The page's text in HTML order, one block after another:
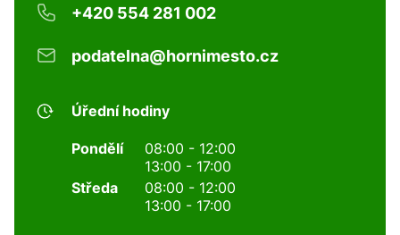
+420 554 281 002
podatelna@hornimesto.cz
Úřední hodiny
Pondělí
08:00 - 12:00
13:00 - 17:00
Středa
08:00 - 12:00
13:00 - 17:00